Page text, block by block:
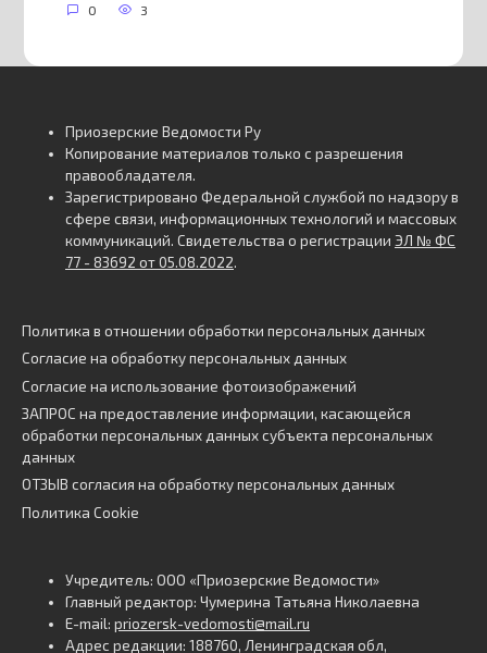
0 3
Приозерские Ведомости Ру
Копирование материалов только с разрешения
правообладателя.
Зарегистрировано Федеральной службой по надзору в
сфере связи, информационных технологий и массовых
коммуникаций. Свидетельства о регистрации ЭЛ № ФС
77 - 83692 от 05.08.2022.
Политика в отношении обработки персональных данных
Согласие на обработку персональных данных
Согласие на использование фотоизображений
ЗАПРОС на предоставление информации, касающейся
обработки персональных данных субъекта персональных
данных
ОТЗЫВ согласия на обработку персональных данных
Политика Cookie
Учредитель: ООО «Приозерские Ведомости»
Главный редактор: Чумерина Татьяна Николаевна
E-mail: priozersk-vedomosti@mail.ru
Адрес редакции: 188760, Ленинградская обл,